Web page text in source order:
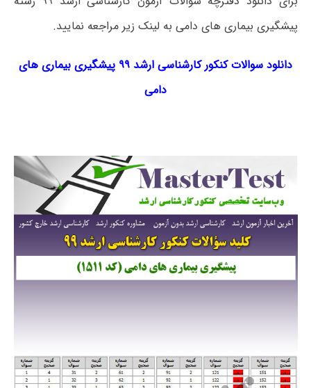
پیشگیری بیماری های دامی به لینک زیر مراجعه نمایید.
دانلود سوالات کنکور کارشناسی ارشد ۹۹ پیشگیری بیماری های
دامی